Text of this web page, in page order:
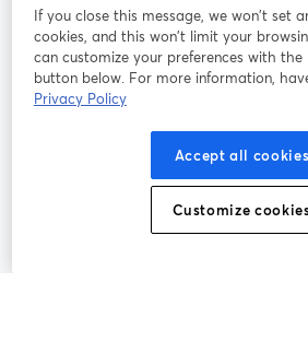
ミナ
ー
Instagram
新しいタブで開く
新しいタブで開く
プラットフォ
個人情報保護方針 ク
If you close this message, we won’t set
cookies, and this won’t limit your
can customize your preferences with the
button below. For more information,
Privacy Policy
Accept all cookies
Customize